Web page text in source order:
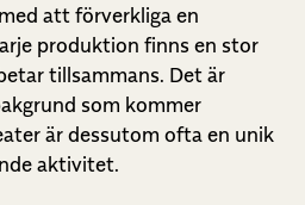
att förverkliga en
produktion finns en stor
tillsammans. Det är
som kommer
är dessutom ofta en unik
aktivitet.